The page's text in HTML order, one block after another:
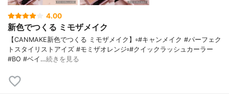
4.00
新色でつくる ミモザメイク
【CANMAKE新色でつくる ミモザメイク】▫️#キャンメイク #パーフェク
トスタイリストアイズ #モミザオレンジ▫️#クイックラッシュカーラー
#BO #ベイ…続きを見る